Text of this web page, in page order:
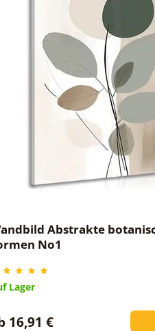
Abstrakte
No1
Lager
16,91 €